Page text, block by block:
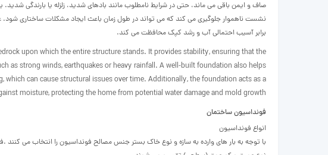
صاف و ایمن باقی می ماند، حتی در شرایط نامطلوب مانند بادهای شدید، زلزله یا بارندگی
نشست ناهموار جلوگیری می کند که می تواند در طول زمان باعث ایجاد مشکلات ساختاری شود.
برابر آسیب احتمالی آب و رشد کپک محافظت می کند.
upon which the entire structure stands. It provides stability, ensuring that the
as strong winds, earthquakes or heavy rainfall. A well-built foundation also helps
can cause structural issues over time. Additionally, the foundation acts as a
moisture, protecting the home from potential water damage and mold growth
فونداسیون ساختمان
انواع فونداسیون